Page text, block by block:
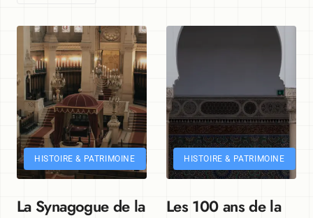
HISTOIRE & PATRIMOINE
La Synagogue de la
HISTOIRE & PATRIMOINE
Les 100 ans de la